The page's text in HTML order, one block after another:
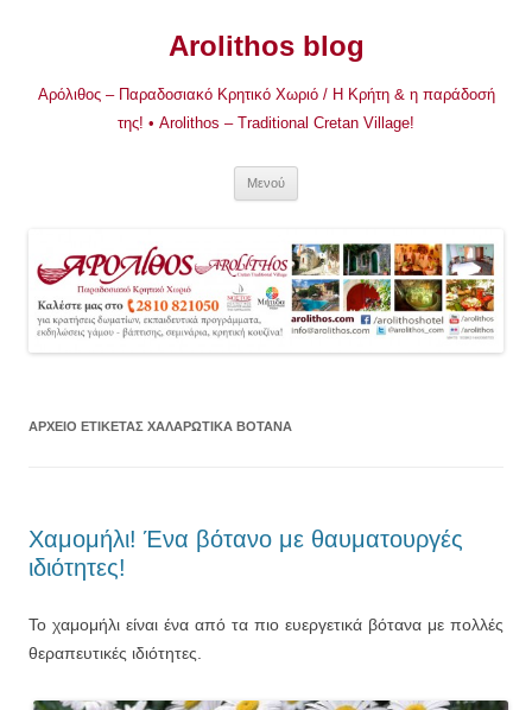
Arolithos blog
Αρόλιθος – Παραδοσιακό Κρητικό Χωριό / Η Κρήτη & η παράδοσή
της! • Arolithos – Traditional Cretan Village!
Μενού
ΑΡΧΕΊΟ ΕΤΙΚΈΤΑΣ ΧΑΛΑΡΩΤΙΚΆ ΒΌΤΑΝΑ
Χαμομήλι! Ένα βότανο με θαυματουργές
ιδιότητες!
Το χαμομήλι είναι ένα από τα πιο ευεργετικά βότανα με πολλές
θεραπευτικές ιδιότητες.